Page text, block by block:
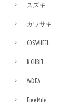
スズキ
カワサキ
COSWHEEL
RICHBIT
YADEA
FreeMile